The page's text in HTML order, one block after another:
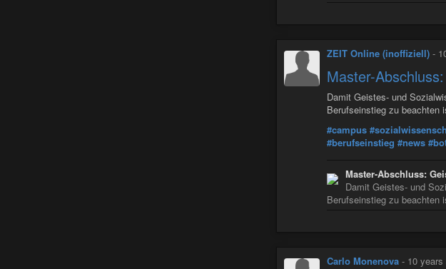
ZEIT Online (inoffiziell) -
Master-
Damit Geistes- und
Berufseinstieg zu beachten
#campus
#berufseinstieg #news
Master-Abschluss:
Damit Geistes- und
Berufseinstieg zu beachten
Carlo Monenova - 10 years